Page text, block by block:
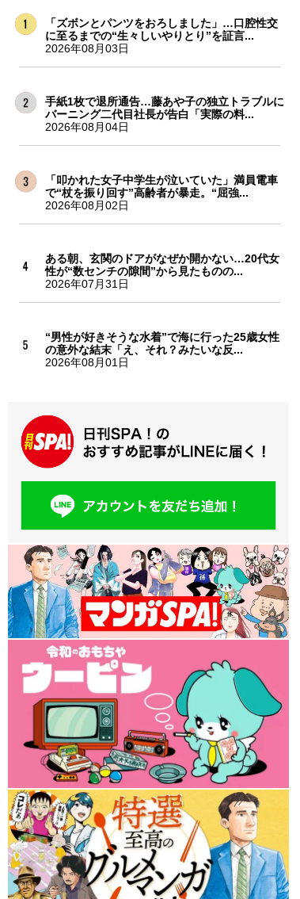
「ズボンとパンツをおろしました」…口腔性交
に至るまでの“生々しいやりとり”を証言...
2026年08月03日
手紙1枚で退所通告…藤あや子の独立トラブルに
バーニング二代目社長が告白「実際の料...
2026年08月04日
「叩かれた女子中学生が泣いていた」満員電車
で“杖を振り回す”高齢者が暴走。“屈強...
2026年08月02日
ある朝、玄関のドアがなぜか開かない…20代女
性が“数センチの隙間”から見たものの...
2026年07月31日
“男性が好きそうな水着”で海に行った25歳女性
の意外な結末「え、それ？みたいな反...
2026年08月01日